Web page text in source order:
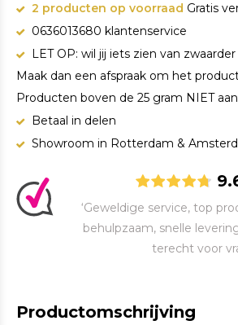
2 producten op voorraad Gratis
0636013680 klantenservice
LET OP: wil jij iets zien van
Maak dan een afspraak om het
Producten boven de 25 gram NIET
Betaal in delen
Showroom in Rotterdam &
‘Geweldige service, top
behulpzaam, snelle
terecht voor
Productomschrijving